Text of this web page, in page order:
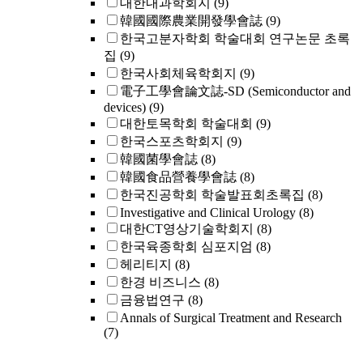
대한내과학회지 (9)
韓國國際農業開發學會誌 (9)
한국고분자학회 학술대회 연구논문 초록
집 (9)
한국사회체육학회지 (9)
電子工學會論文誌-SD (Semiconductor and
devices) (9)
대한토목학회 학술대회 (9)
한국스포츠학회지 (9)
韓國菌學會誌 (8)
韓國食品營養學會誌 (8)
한국진공학회 학술발표회초록집 (8)
Investigative and Clinical Urology (8)
대한CT영상기술학회지 (8)
한국육종학회 심포지엄 (8)
헤리티지 (8)
한경 비즈니스 (8)
금융법연구 (8)
Annals of Surgical Treatment and Research
(7)